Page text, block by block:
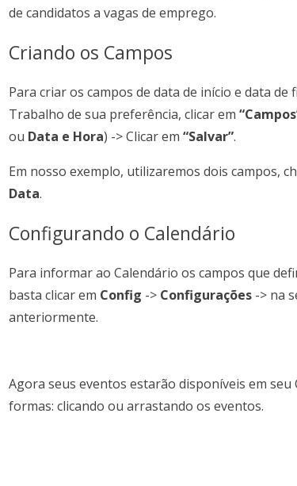
de candidatos a vagas de emprego.
Criando os Campos
Para criar os campos de data de início e data
Trabalho de sua preferência, clicar em
ou Data e Hora) -> Clicar em “Salvar”.
Em nosso exemplo, utilizaremos dois campos,
Data.
Configurando o Calendário
Para informar ao Calendário os campos que
basta clicar em Config -> Configurações -> na
anteriormente.
Agora seus eventos estarão disponíveis em
formas: clicando ou arrastando os eventos.